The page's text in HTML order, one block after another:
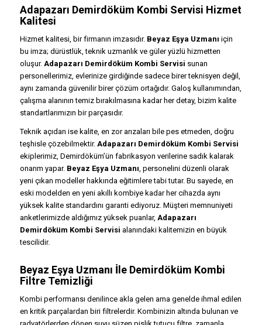
Adapazarı Demirdöküm Kombi Servisi Hizmet
Kalitesi
Hizmet kalitesi, bir firmanın imzasıdır. Beyaz Eşya Uzmanı için
bu imza; dürüstlük, teknik uzmanlık ve güler yüzlü hizmetten
oluşur. Adapazarı Demirdöküm Kombi Servisi sunan
personellerimiz, evlerinize girdiğinde sadece birer teknisyen değil,
aynı zamanda güvenilir birer çözüm ortağıdır. Galoş kullanımından,
çalışma alanının temiz bırakılmasına kadar her detay, bizim kalite
standartlarımızın bir parçasıdır.
Teknik açıdan ise kalite, en zor arızaları bile pes etmeden, doğru
teşhisle çözebilmektir. Adapazarı Demirdöküm Kombi Servisi
ekiplerimiz, Demirdöküm’ün fabrikasyon verilerine sadık kalarak
onarım yapar. Beyaz Eşya Uzmanı , personelini düzenli olarak
yeni çıkan modeller hakkında eğitimlere tabi tutar. Bu sayede, en
eski modelden en yeni akıllı kombiye kadar her cihazda aynı
yüksek kalite standardını garanti ediyoruz. Müşteri memnuniyeti
anketlerimizde aldığımız yüksek puanlar, Adapazarı
Demirdöküm Kombi Servisi alanındaki kalitemizin en büyük
tescilidir.
Beyaz Eşya Uzmanı İle Demirdöküm Kombi
Filtre Temizliği
Kombi performansı denilince akla gelen ama genelde ihmal edilen
en kritik parçalardan biri filtrelerdir. Kombinizin altında bulunan ve